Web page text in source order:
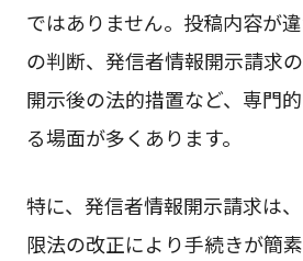
ではありません。投稿内容が
の判断、発信者情報開示請求
開示後の法的措置など、専門
る場面が多くあります。
特に、発信者情報開示請求は
限法の改正により手続きが簡